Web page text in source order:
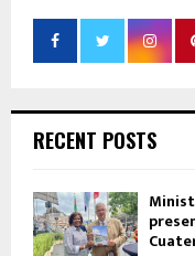
RECENT POSTS